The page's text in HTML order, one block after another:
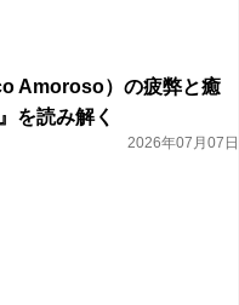
Amoroso）の疲弊と癒
を読み解く
2026年07月07日